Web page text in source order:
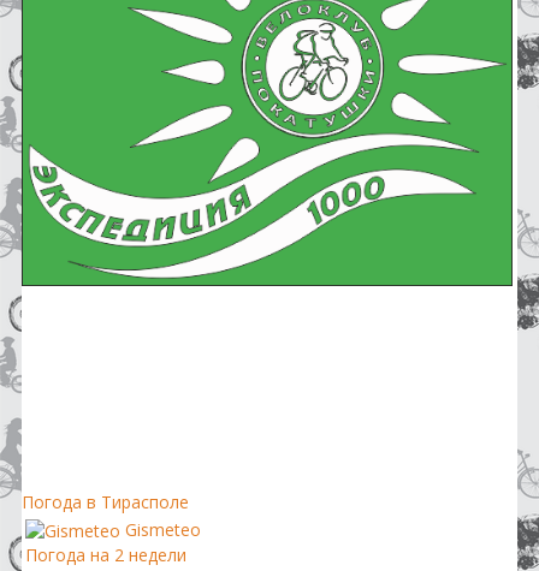
Погода в Тирасполе
Gismeteo
Погода на 2 недели